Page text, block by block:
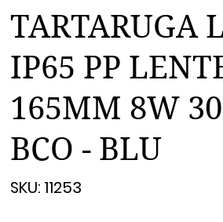
TARTARUGA
IP65 PP
165MM 8W
BCO - BLU
SKU:
11253
11253